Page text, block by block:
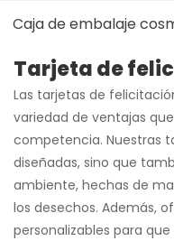
Caja de embalaje
Tarjeta de
Las tarjetas de
variedad de ventajas
competencia. Nuestras
diseñadas, sino que
ambiente, hechas de
los desechos. Además,
personalizables para